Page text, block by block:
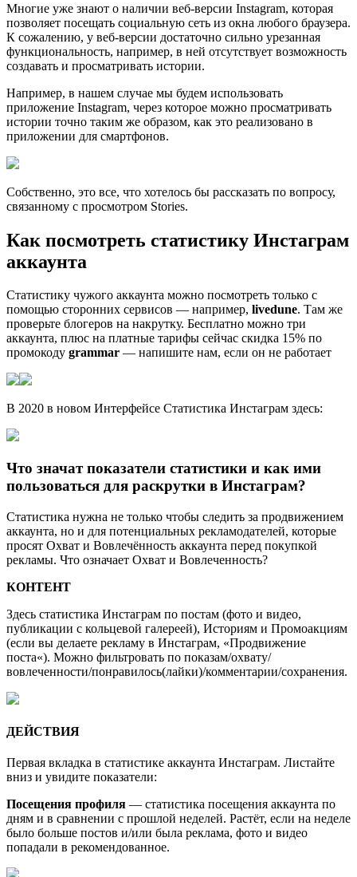
Многие уже знают о наличии веб-версии Instagram, которая
позволяет посещать социальную сеть из окна любого браузера.
К сожалению, у веб-версии достаточно сильно урезанная
функциональность, например, в ней отсутствует возможность
создавать и просматривать истории.
Например, в нашем случае мы будем использовать
приложение Instagram, через которое можно просматривать
истории точно таким же образом, как это реализовано в
приложении для смартфонов.
Собственно, это все, что хотелось бы рассказать по вопросу,
связанному с просмотром Stories.
Как посмотреть статистику Инстаграм
аккаунта
Статистику чужого аккаунта можно посмотреть только с
помощью сторонних сервисов — например, livedune. Там же
проверьте блогеров на накрутку. Бесплатно можно три
аккаунта, плюс на платные тарифы сейчас скидка 15% по
промокоду grammar — напишите нам, если он не работает
В 2020 в новом Интерфейсе Статистика Инстаграм здесь:
Что значат показатели статистики и как ими
пользоваться для раскрутки в Инстаграм?
Статистика нужна не только чтобы следить за продвижением
аккаунта, но и для потенциальных рекламодателей, которые
просят Охват и Вовлечённость аккаунта перед покупкой
рекламы. Что означает Охват и Вовлеченность?
КОНТЕНТ
Здесь статистика Инстаграм по постам (фото и видео,
публикации с кольцевой галереей), Историям и Промоакциям
(если вы делаете рекламу в Инстаграм, «Продвижение
поста«). Можно фильтровать по показам/охвату/
вовлеченности/понравилось(лайки)/комментарии/сохранения.
ДЕЙСТВИЯ
Первая вкладка в статистике аккаунта Инстаграм. Листайте
вниз и увидите показатели:
Посещения профиля — статистика посещения аккаунта по
дням и в сравнении с прошлой неделей. Растёт, если на неделе
было больше постов и/или была реклама, фото и видео
попадали в рекомендованное.